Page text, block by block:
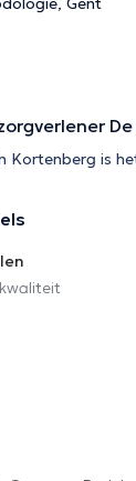
De
Kortenberg is